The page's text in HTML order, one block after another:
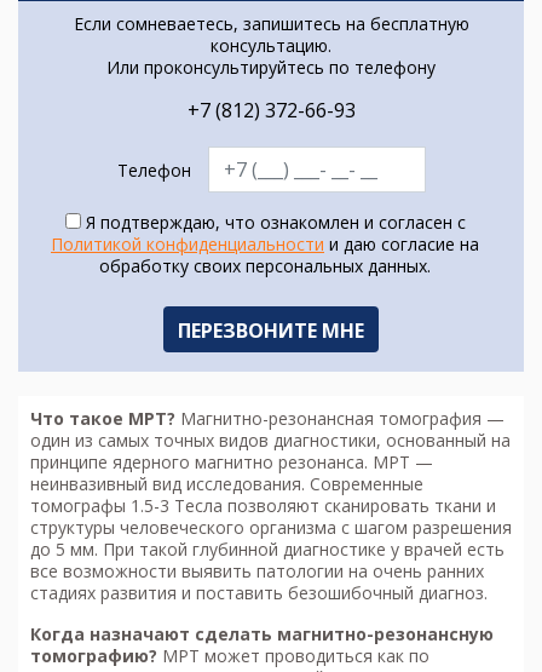
Если сомневаетесь, запишитесь на бесплатную
консультацию.
Или проконсультируйтесь по телефону
+7 (812) 372-66-93
Телефон
Я подтверждаю, что ознакомлен и согласен с
Политикой конфиденциальности и даю согласие на
обработку своих персональных данных.
Что такое МРТ? Магнитно-резонансная томография —
один из самых точных видов диагностики, основанный на
принципе ядерного магнитно резонанса. МРТ —
неинвазивный вид исследования. Современные
томографы 1.5-3 Тесла позволяют сканировать ткани и
структуры человеческого организма с шагом разрешения
до 5 мм. При такой глубинной диагностике у врачей есть
все возможности выявить патологии на очень ранних
стадиях развития и поставить безошибочный диагноз.
Когда назначают сделать магнитно-резонансную
томографию? МРТ может проводиться как по